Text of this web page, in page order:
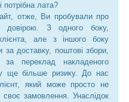
потрібна лата?
отже, Ви пробували про
З одного боку,
але з іншого боку
за доставку, поштові збори,
за переклад накладеного
ще більше ризику. До нас
який може просто не
замовлення. Унаслідок